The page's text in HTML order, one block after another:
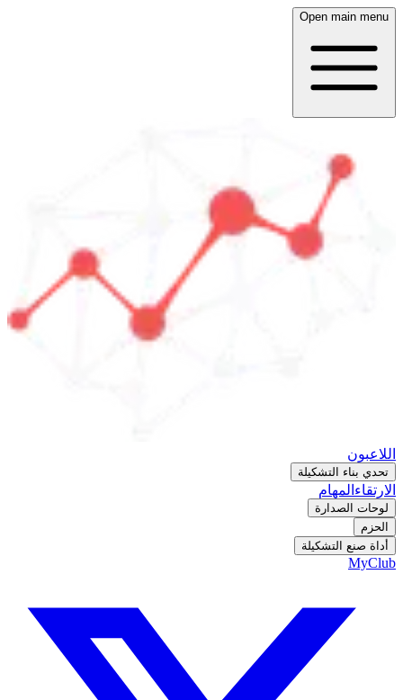
Open main menu
اللاعبون
تحدي بناء التشكيلة
الارتقاء المهام
لوحات الصدارة
الحزم
أداة صنع التشكيلة
MyClub